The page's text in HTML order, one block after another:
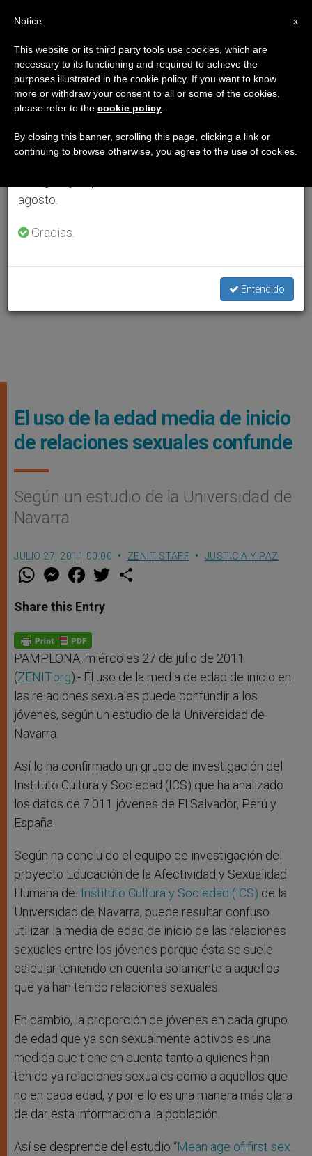
El uso de la edad media de inicio
de relaciones sexuales confunde
Según un estudio de la Universidad de
Navarra
JULIO 27, 2011 00:00 ZENIT STAFF JUSTICIA Y PAZ
W
t
s
p
p
M
e
s
e
g
e
r
F
a
e
b
o
k
w
Share this Entry
PAMPLONA, miércoles 27 de julio de 2011
(ZENIT.org).- El uso de la media de edad de inicio en
las relaciones sexuales puede confundir a los
jóvenes, según un estudio de la Universidad de
Navarra.
Así lo ha confirmado un grupo de investigación del
Instituto Cultura y Sociedad (ICS) que ha analizado
los datos de 7.011 jóvenes de El Salvador, Perú y
España.
Según ha concluido el equipo de investigación del
proyecto Educación de la Afectividad y Sexualidad
Humana del Instituto Cultura y Sociedad (ICS) de la
Universidad de Navarra, puede resultar confuso
utilizar la media de edad de inicio de las relaciones
sexuales entre los jóvenes porque ésta se suele
calcular teniendo en cuenta solamente a aquellos
que ya han tenido relaciones sexuales.
En cambio, la proporción de jóvenes en cada grupo
de edad que ya son sexualmente activos es una
medida que tiene en cuenta tanto a quienes han
tenido ya relaciones sexuales como a aquellos que
no en cada edad, y por ello es una manera más clara
de dar esta información a la población.
Así se desprende del estudio “Mean age of first sex.
×
Aviso importante
Del 27 de julio al 7 de agosto haremos la pausa
anual, aprovechando que en el periodo de verano
se generan menos informaciones y también el
agosto.
Gracias.
Entendido
x
Notice
This website or its third party tools use cookies, which are
necessary to its functioning and required to achieve the
purposes illustrated in the cookie policy. If you want to know
more or withdraw your consent to all or some of the cookies,
please refer to the cookie policy
By closing this banner, scrolling this page, clicking a link or
continuing to browse otherwise, you agree to the use of cookies.